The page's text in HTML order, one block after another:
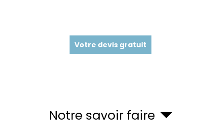
Votre devis gratuit
Notre savoir faire